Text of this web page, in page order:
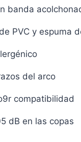
banda
PVC y espuma
del arco
compatibilidad
dB en las copas